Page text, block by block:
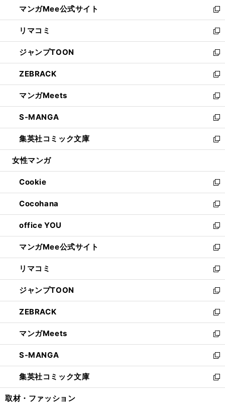
く
ド
ウ
で
開
く
ィ
ン
ド
ウ
で
開
く
い
ウ
ィ
ン
ド
ウ
で
開
く
マンガMee公式サイト
新
し
い
ウ
ィ
ン
ド
ウ
で
開
く
リマコミ
新
し
い
ウ
ィ
ン
ド
ウ
で
開
く
ジャンプTOON
新
し
い
ウ
ィ
ン
ド
ウ
で
開
ZEBRACK
新
し
い
ウ
ィ
ン
ド
ウ
開
く
マンガMeets
新
し
い
ウ
ィ
ン
ウ
で
開
く
S-MANGA
新
し
い
ウ
ン
ド
ウ
で
開
く
集英社コミック文庫
新
し
ウ
ィ
ン
ド
ウ
で
開
く
女性マンガ
Cookie
新
し
い
ウ
ィ
ン
ド
ウ
で
開
く
Cocohana
新
し
い
ウ
ィ
ン
ド
ウ
で
開
く
office YOU
新
し
い
ウ
ィ
ン
ド
ウ
で
開
く
マンガMee公式サイト
新
し
い
ウ
ィ
ン
ド
ウ
で
開
く
リマコミ
新
し
い
ウ
ィ
ン
ド
ウ
で
開
く
ジャンプTOON
新
し
い
ウ
ィ
ン
ド
ウ
で
開
ZEBRACK
新
し
い
ウ
ィ
ン
ド
ウ
マンガMeets
新
し
い
ウ
ィ
ン
S-MANGA
新
し
い
ウ
集英社コミック文庫
新
し
取材・ファッション